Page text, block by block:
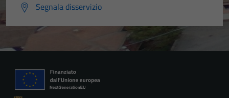
Segnala disservizio